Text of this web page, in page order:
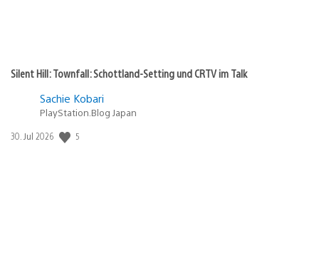
Silent Hill: Townfall: Schottland-Setting und CRTV im Talk
Sachie Kobari
PlayStation.Blog Japan
Veröffentlichungsdatum:
30. Jul 2026 5